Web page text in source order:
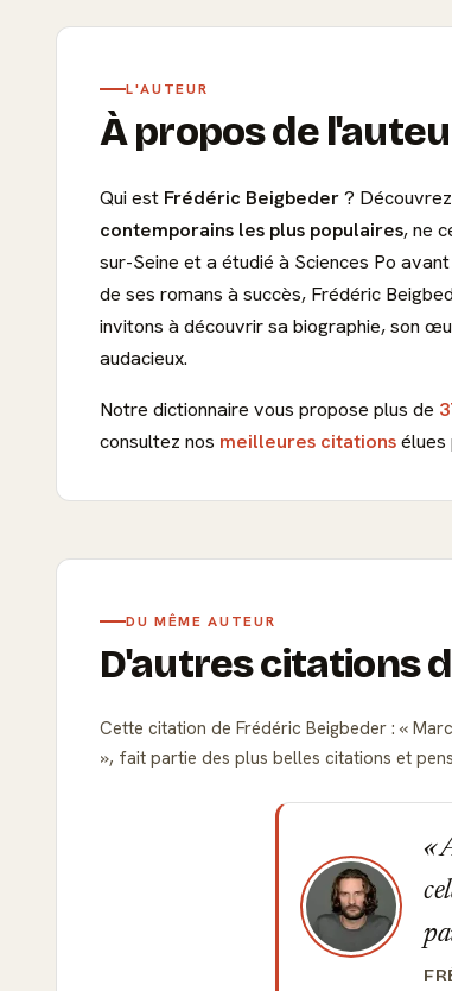
L'AUTEUR
À propos de
Qui est Frédéric Beigbeder? Découvrez
contemporains les plus populaires, ne
sur-Seine et a étudié à Sciences Po
de ses romans à succès, Frédéric
invitons à découvrir sa biographie, son
audacieux.
Notre dictionnaire vous propose plus de
consultez nos meilleures citationsélues
DU MÊME AUTEUR
D'autres citations
Cette citation de Frédéric Beigbeder :
, fait partie des plus belles citations et